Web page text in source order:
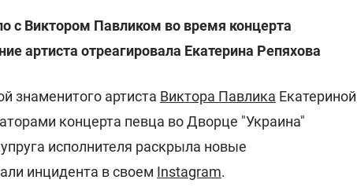
с Виктором Павликом во время концерта
артиста отреагировала Екатерина Репяхова
знаменитого артиста Виктора Павлика Екатериной
концерта певца во Дворце "Украина"
исполнителя раскрыла новые
инцидента в своем Instagram.